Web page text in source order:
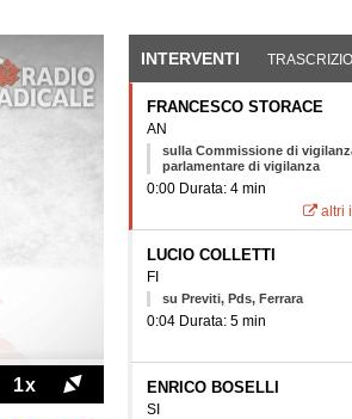
1x
INTERVENTI (SCHEDA
FRANCESCO STORACE
AN
sulla Commissione di
parlamentare di vigilanza
0:00 Durata: 4 min
altri
LUCIO COLLETTI
FI
su Previti, Pds, Ferrara
0:04 Durata: 5 min
ENRICO BOSELLI
SI